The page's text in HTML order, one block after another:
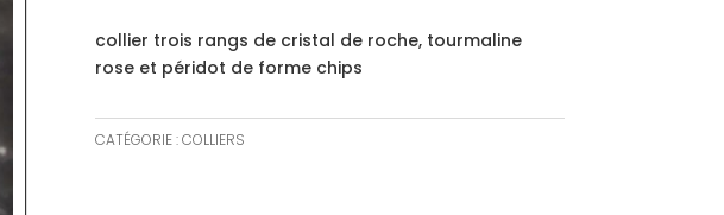
collier trois rangs de cristal de roche, tourmaline
rose et péridot de forme chips
CATÉGORIE :COLLIERS